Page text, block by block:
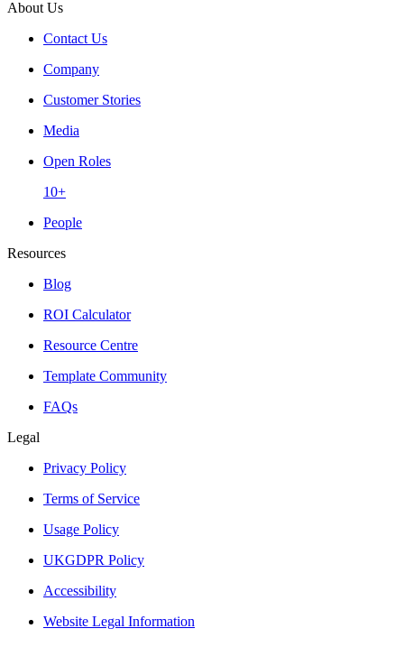
About Us
Contact Us
Company
Customer Stories
Media
Open Roles
10+
People
Resources
Blog
ROI Calculator
Resource Centre
Template Community
FAQs
Legal
Privacy Policy
Terms of Service
Usage Policy
UKGDPR Policy
Accessibility
Website Legal Information